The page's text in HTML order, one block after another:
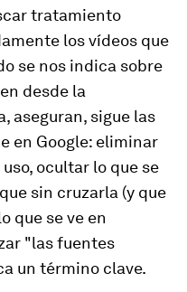
tratamiento
los vídeos que
se nos indica sobre
desde la
aseguran, sigue las
en Google: eliminar
ocultar lo que se
sin cruzarla (y que
que se ve en
"las fuentes
un término clave.